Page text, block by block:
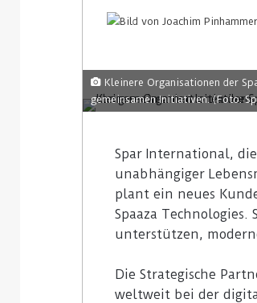
Kleinere Organisationen der
gemeinsamen Initiativen. (Foto:
Spar International,
unabhängiger
plant ein neues
Spaaza
unterstützen,
Die Strategische
weltweit bei der